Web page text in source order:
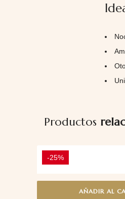
Productos
-25%
AÑADIR AL